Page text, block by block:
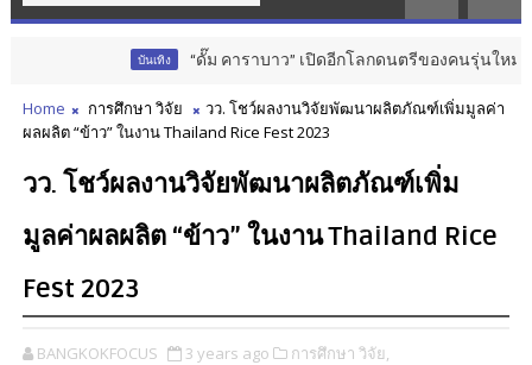
“ดั๊ม คาราบาว” เปิดอีกโลกดนตรีของคนรุ่นใหม่ รวมเพื่
Home การศึกษา วิจัย
วว. โชว์ผลงานวิจัยพัฒนาผลิตภัณฑ์เพิ่มมูลค่า
ผลผลิต “ข้าว” ในงาน Thailand Rice Fest 2023
วว. โชว์ผลงานวิจัยพัฒนาผลิตภัณฑ์เพิ่ม
มูลค่าผลผลิต “ข้าว” ในงาน Thailand Rice
Fest 2023
BANGKOKFOCUS 3 years ago การศึกษา วิจัย,